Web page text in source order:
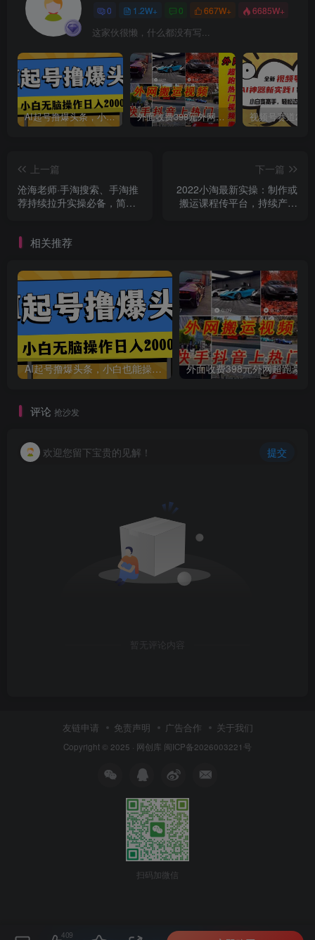
0 1.2W+ 0 667W+ 6685W+
这家伙很懒，什么都没有写...
AI起号撸爆头条，小白也能操作，日入2000+ 外面收费398元外网超跑豪车汽车视频搬运至快手抖音上热门项目
上一篇
沧海老师·手淘搜索、手淘推
荐持续拉升实操必备，简单
下一篇
2022小淘最新实操：制作或
搬运课程传平台，持续产生
相关推荐
AI起号撸爆头条，小白也能操作，日入2000+
评论 抢沙发
欢迎您留下宝贵的见解！ 提交
暂无评论内容
友链申请 免责声明 广告合作 关于我们
Copyright © 2025 · 网创库 闽ICP备2026003221号
扫码加微信
409